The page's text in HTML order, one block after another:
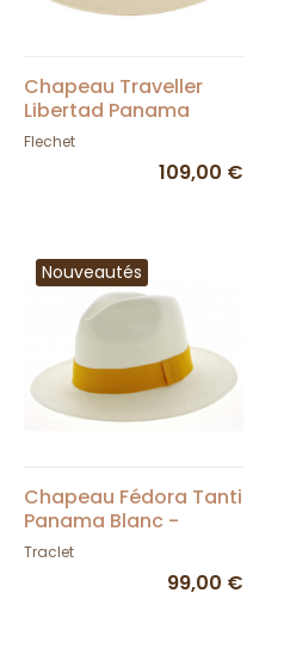
Chapeau Traveller
Libertad Panama
Naturel UPF 50 + -
Flechet
109,00 €
Nouveautés
Chapeau Fédora Tanti
Panama Blanc -
Traclet
Traclet
99,00 €